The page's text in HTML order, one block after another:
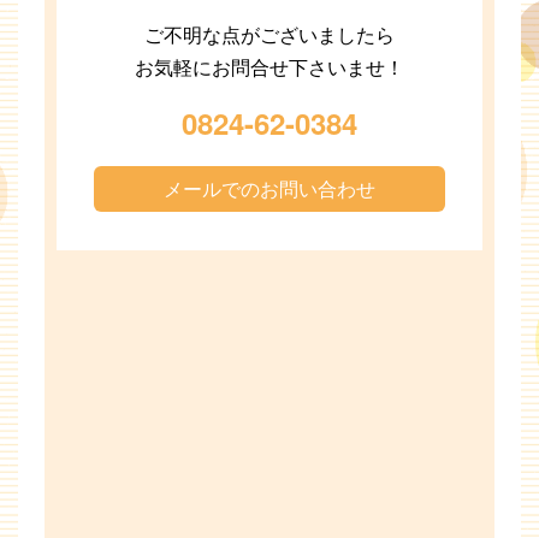
ご不明な点がございましたら
お気軽にお問合せ下さいませ！
0824-62-0384
メールでのお問い合わせ